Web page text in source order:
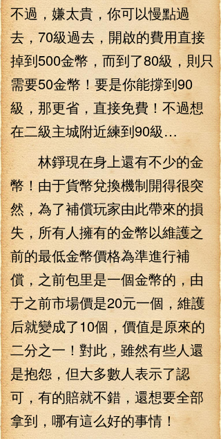
不過，嫌太貴，你可以慢點過
去，70級過去，開啟的費用直接
掉到500金幣，而到了80級，則只
需要50金幣！要是你能撐到90
級，那更省，直接免費！不過想
在二級主城附近練到90級…
林錚現在身上還有不少的金
幣！由于貨幣兌換機制開得很突
然，為了補償玩家由此帶來的損
失，所有人擁有的金幣以維護之
前的最低金幣價格為準進行補
償，之前包里是一個金幣的，由
于之前市場價是20元一個，維護
后就變成了10個，價值是原來的
二分之一！對此，雖然有些人還
是抱怨，但大多數人表示了認
可，有的賠就不錯，還想要全部
拿到，哪有這么好的事情！